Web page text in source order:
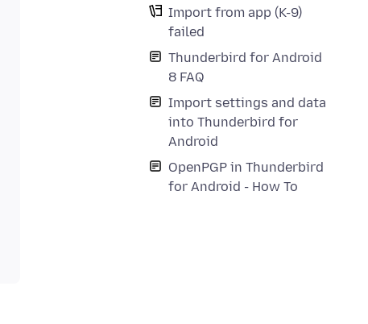
Import from app (K-9)
failed
Thunderbird for Android
8 FAQ
Import settings and data
into Thunderbird for
Android
OpenPGP in Thunderbird
for Android - How To